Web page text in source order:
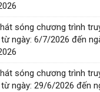
sóng chương trình
ngày: 6/7/2026 đến
sóng chương trình
ngày: 29/6/2026 đến